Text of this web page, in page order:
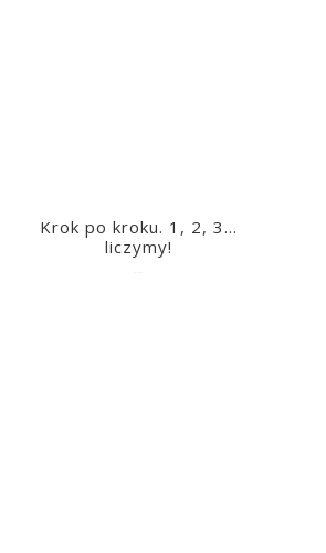
Krok po kroku. 1, 2, 3…
liczymy!